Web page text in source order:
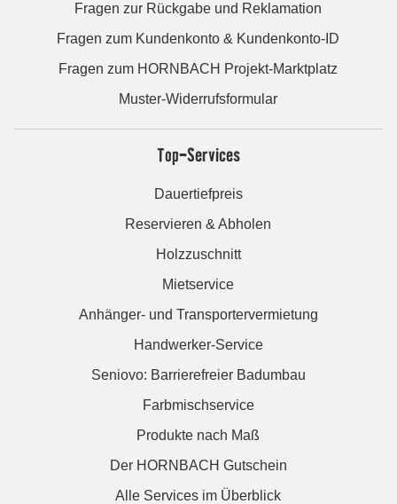
Fragen zur Rückgabe und Reklamation
Fragen zum Kundenkonto & Kundenkonto-ID
Fragen zum HORNBACH Projekt-Marktplatz
Muster-Widerrufsformular
Top-Services
Dauertiefpreis
Reservieren & Abholen
Holzzuschnitt
Mietservice
Anhänger- und Transportervermietung
Handwerker-Service
Seniovo: Barrierefreier Badumbau
Farbmischservice
Produkte nach Maß
Der HORNBACH Gutschein
Alle Services im Überblick